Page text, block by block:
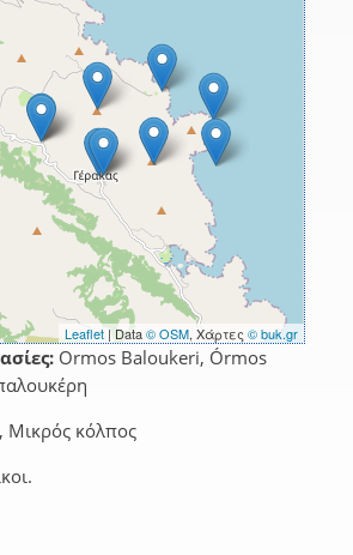
Leaflet | Data© OSM, Χάρτες © buk.gr
Ormos Baloukeri, Órmos
κόλπος